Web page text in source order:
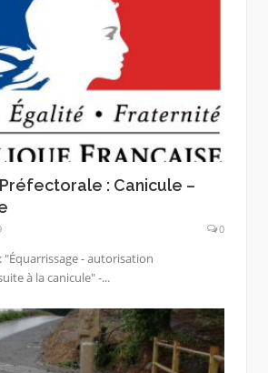
: Canicule –
0
- autorisation
à la canicule" -...